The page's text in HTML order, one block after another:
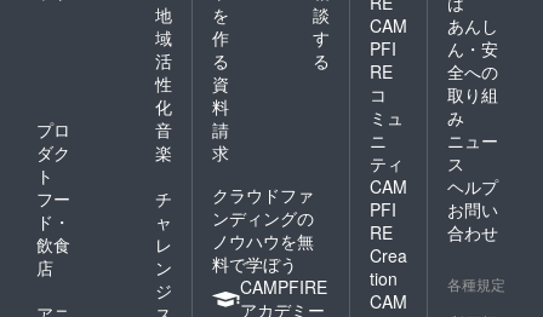
地
域
活
性
化
プロ
ダク
ト
音
楽
フー
ド・
飲食
店
チ
ャ
レ
ン
ジ
を
作
る
談
す
る
資
料
請
求
クラウドファ
ンディングの
ノウハウを無
料で学ぼう
CAMPFIRE
アカデミー
CAM
PFI
RE
コ
ミュ
ニ
ティ
CAM
PFI
RE
Crea
tion
CAM
あんし
ん・安
全への
取り組
み
ニュー
ス
ヘルプ
お問い
合わせ
各種規定